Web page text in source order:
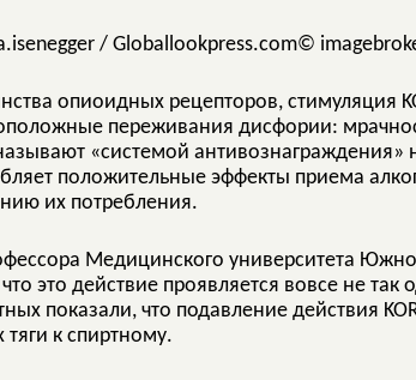
©
опиоидных рецепторов, стимуляция
переживания дисфории:
«системой антивознаграждения»
положительные эффекты приема
их потребления.
Медицинского университета
это действие проявляется вовсе не
показали, что подавление действия
к спиртному.